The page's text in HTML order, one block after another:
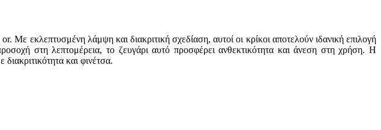
εκλεπτυσμένη λάμψη και διακριτική σχεδίαση, αυτοί οι κρίκοι αποτελούν ιδανική επιλογή
στη λεπτομέρεια, το ζευγάρι αυτό προσφέρει ανθεκτικότητα και άνεση στη χρήση. Η
και φινέτσα.